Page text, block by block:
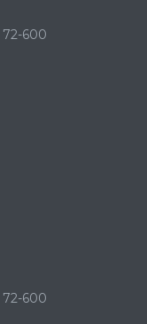
72-600
72-600